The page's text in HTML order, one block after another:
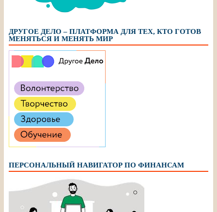
ДРУГОЕ ДЕЛО – ПЛАТФОРМА ДЛЯ ТЕХ, КТО ГОТОВ
МЕНЯТЬСЯ И МЕНЯТЬ МИР
ПЕРСОНАЛЬНЫЙ НАВИГАТОР ПО ФИНАНСАМ